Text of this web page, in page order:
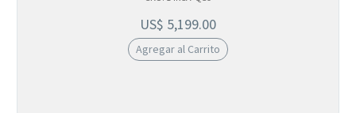
US$ 5,199.00
Agregar al Carrito